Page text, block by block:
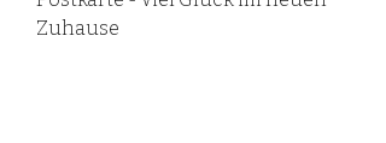
Zuhause